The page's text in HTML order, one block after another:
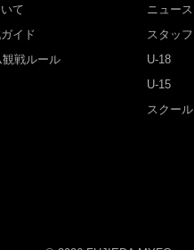
て
イド
戦ルール
ニュース
スタッフ
U-18
U-15
スクール